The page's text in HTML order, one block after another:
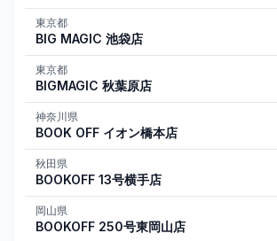
東京都
BIG MAGIC 池袋店
東京都
BIGMAGIC 秋葉原店
神奈川県
BOOK OFF イオン橋本店
秋田県
BOOKOFF 13号横手店
岡山県
BOOKOFF 250号東岡山店